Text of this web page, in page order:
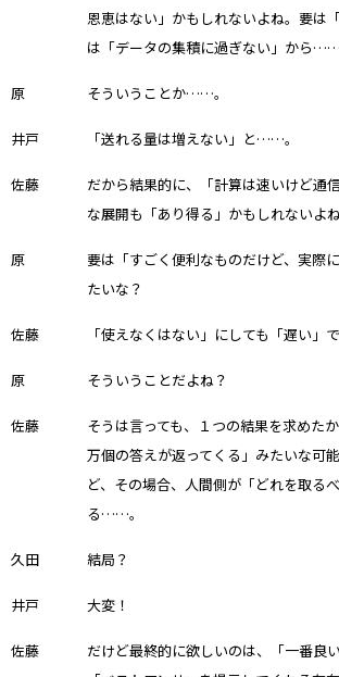
恩恵はない」かもしれないよね。要は
は「データの集積に過ぎない」から……
原 そういうことか……。
井戸 「送れる量は増えない」と……。
佐藤
だから結果的に、「計算は速いけど通
な展開も「あり得る」かもしれないよね
原
要は「すごく便利なものだけど、実際
たいな？
佐藤 「使えなくはない」にしても「遅い」
原 そういうことだよね？
佐藤
そうは言っても、１つの結果を求めた
万個の答えが返ってくる」みたいな可
ど、その場合、人間側が「どれを取る
る……。
久田 結局？
井戸 大変！
佐藤
だけど最終的に欲しいのは、「一番良